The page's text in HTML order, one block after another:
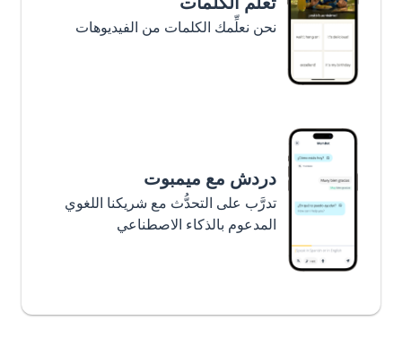
نحن نعلِّمك الكلمات من الفيديوهات
دردش مع ميمبوت
تدرَّب على التحدُّث مع شريكنا اللغوي
المدعوم بالذكاء الاصطناعي